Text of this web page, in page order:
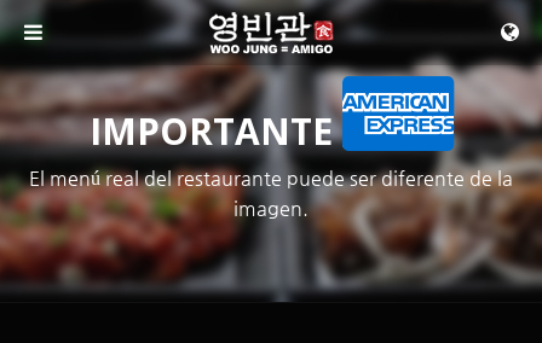
메뉴 건너뛰기
IMPORTANTE
El menú real del restaurante puede ser diferente de la
imagen.